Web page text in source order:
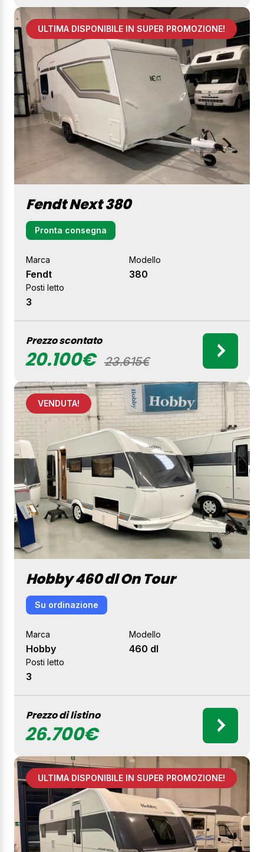
ULTIMA DISPONIBILE IN SUPER PROMOZIONE!
Fendt Next 380
Pronta consegna
Marca
Fendt
Modello
380
Posti letto
3
Prezzo scontato
20.100€ 23.615€
VENDUTA!
Hobby 460 dl On Tour
Su ordinazione
Marca
Hobby
Modello
460 dl
Posti letto
3
Prezzo di listino
26.700€
ULTIMA DISPONIBILE IN SUPER PROMOZIONE!